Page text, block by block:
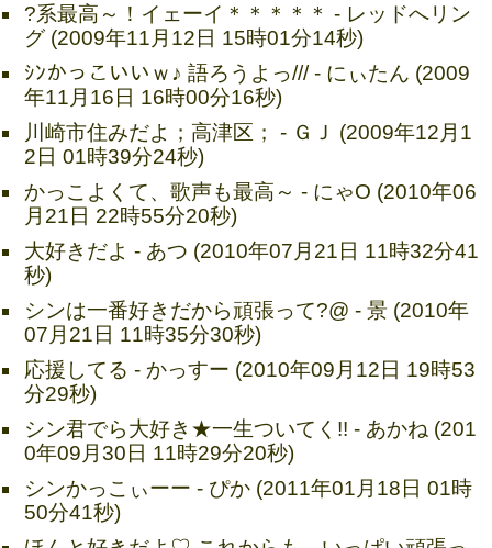
?系最高～！イェーイ＊＊＊＊＊ - レッドへリン
グ (2009年11月12日 15時01分14秒)
ｼﾝかっこいいｗ♪ 語ろうよっ/// - にぃたん (2009
年11月16日 16時00分16秒)
川崎市住みだよ；高津区； - ＧＪ (2009年12月1
2日 01時39分24秒)
かっこよくて、歌声も最高～ - にゃO (2010年06
月21日 22時55分20秒)
大好きだよ - あつ (2010年07月21日 11時32分41
秒)
シンは一番好きだから頑張って?@ - 景 (2010年
07月21日 11時35分30秒)
応援してる - かっすー (2010年09月12日 19時53
分29秒)
シン君でら大好き★一生ついてく!! - あかね (201
0年09月30日 11時29分20秒)
シンかっこぃーー - ぴか (2011年01月18日 01時
50分41秒)